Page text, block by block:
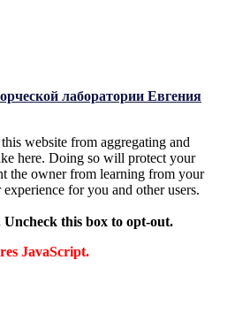
лаборатории Евгения
website from aggregating and
here. Doing so will protect your
the owner from learning from your
for you and other users.
this box to opt-out.
JavaScript.